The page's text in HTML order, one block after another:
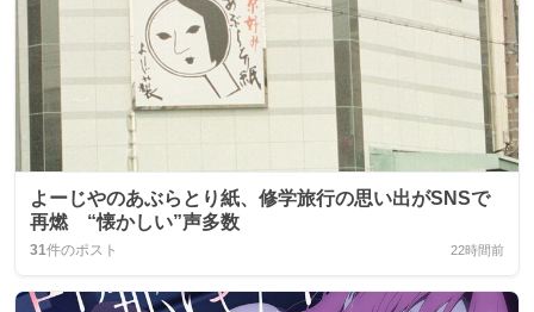
よーじやのあぶらとり紙、修学旅行の思い出がSNSで
再燃 “懐かしい”声多数
31件のポスト 22時間前